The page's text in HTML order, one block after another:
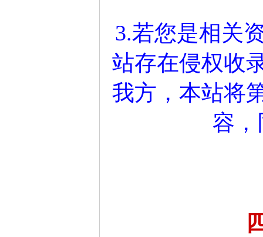
3.若您是相关
站存在侵权收
我方，本站将
容